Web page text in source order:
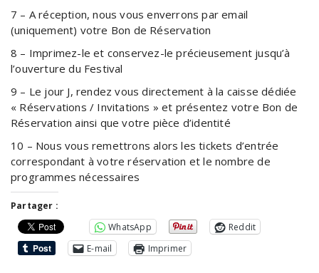
7 – A réception, nous vous enverrons par email
(uniquement) votre Bon de Réservation
8 – Imprimez-le et conservez-le précieusement jusqu’à
l’ouverture du Festival
9 – Le jour J, rendez vous directement à la caisse dédiée
« Réservations / Invitations » et présentez votre Bon de
Réservation ainsi que votre pièce d’identité
10 – Nous vous remettrons alors les tickets d’entrée
correspondant à votre réservation et le nombre de
programmes nécessaires
Partager :
WhatsApp
Reddit
E-mail
Imprimer